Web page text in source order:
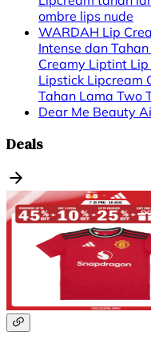
ombre lips nude
WARDAH Lip
Intense dan
Creamy Liptint
Lipstick Lipcream
Tahan Lama Two
Dear Me Beauty
Deals